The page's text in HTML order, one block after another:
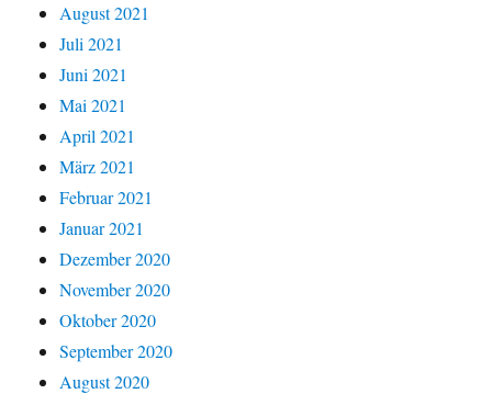
August 2021
Juli 2021
Juni 2021
Mai 2021
April 2021
März 2021
Februar 2021
Januar 2021
Dezember 2020
November 2020
Oktober 2020
September 2020
August 2020